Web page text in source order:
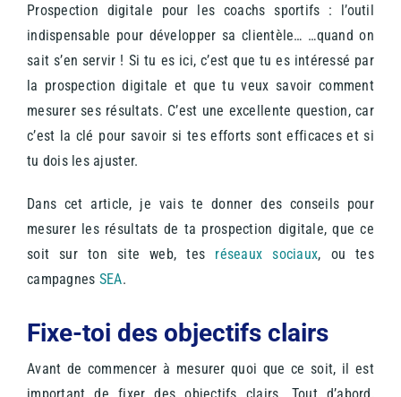
Prospection digitale pour les coachs sportifs : l’outil
indispensable pour développer sa clientèle… …quand on
sait s’en servir ! Si tu es ici, c’est que tu es intéressé par
la prospection digitale et que tu veux savoir comment
mesurer ses résultats. C’est une excellente question, car
c’est la clé pour savoir si tes efforts sont efficaces et si
tu dois les ajuster.
Dans cet article, je vais te donner des conseils pour
mesurer les résultats de ta prospection digitale, que ce
soit sur ton site web, tes réseaux sociaux, ou tes
campagnes SEA.
Fixe-toi des objectifs clairs
Avant de commencer à mesurer quoi que ce soit, il est